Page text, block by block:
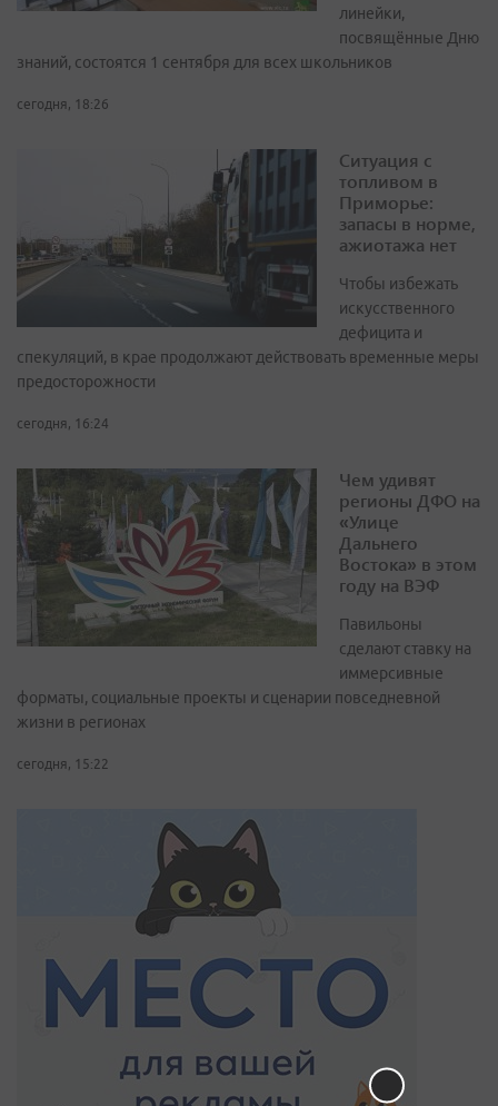
линейки,
посвящённые Дню
знаний, состоятся 1 сентября для всех школьников
сегодня, 18:26
Ситуация с
топливом в
Приморье:
запасы в норме,
ажиотажа нет
Чтобы избежать
искусственного
дефицита и
спекуляций, в крае продолжают действовать временные меры
предосторожности
сегодня, 16:24
Чем удивят
регионы ДФО на
«Улице
Дальнего
Востока» в этом
году на ВЭФ
Павильоны
сделают ставку на
иммерсивные
форматы, социальные проекты и сценарии повседневной
жизни в регионах
сегодня, 15:22